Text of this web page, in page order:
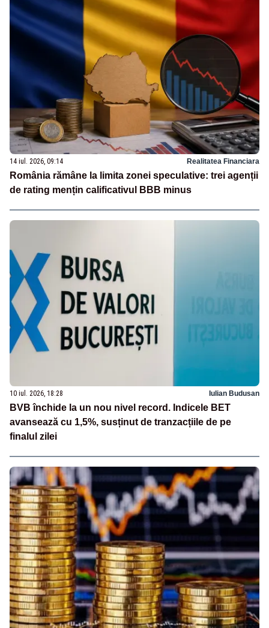
14 iul. 2026, 09:14 Realitatea Financiara
România rămâne la limita zonei speculative: trei agenții
de rating mențin calificativul BBB minus
10 iul. 2026, 18:28 Iulian Budusan
BVB închide la un nou nivel record. Indicele BET
avansează cu 1,5%, susținut de tranzacțiile de pe
finalul zilei